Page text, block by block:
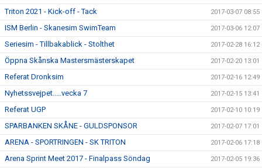
Triton 2021 - Kick-off - Tack 2017-03-07 08:55
ISM Berlin - Skanesim SwimTeam 2017-03-06 12:07
Seriesim - Tillbakablick - Stolthet 2017-02-28 16:12
Öppna Skånska Mastersmästerskapet 2017-02-20 13:01
Referat Dronksim 2017-02-16 12:49
Nyhetssvejpet.....vecka 7 2017-02-15 13:41
Referat UGP 2017-02-10 10:19
SPARBANKEN SKÅNE - GULDSPONSOR 2017-02-07 17:01
ARENA - SPORTRINGEN - SK TRITON 2017-02-06 17:18
Arena Sprint Meet 2017 - Finalpass Söndag 2017-02-05 19:36